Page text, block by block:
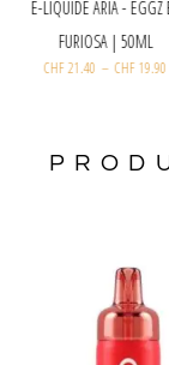
- Raisin Blanc (üzüm
nana) 200g
CHF39.90
35.00